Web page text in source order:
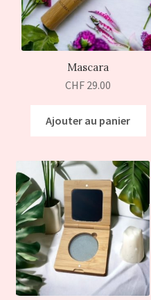
Mascara
CHF 29.00
Ajouter au panier